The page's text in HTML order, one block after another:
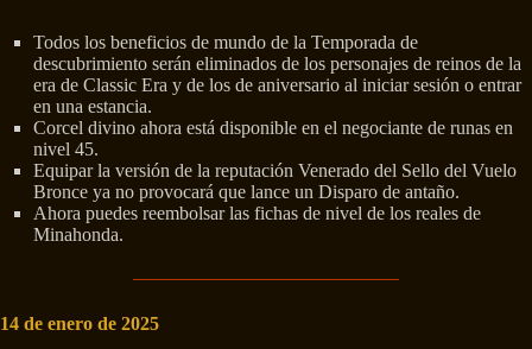
Todos los beneficios de mundo de la Temporada de
descubrimiento serán eliminados de los personajes de reinos de la
era de Classic Era y de los de aniversario al iniciar sesión o entrar
en una estancia.
Corcel divino ahora está disponible en el negociante de runas en
nivel 45.
Equipar la versión de la reputación Venerado del Sello del Vuelo
Bronce ya no provocará que lance un Disparo de antaño.
Ahora puedes reembolsar las fichas de nivel de los reales de
Minahonda.
14 de enero de 2025